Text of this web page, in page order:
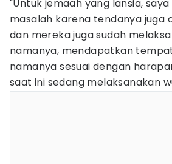
"Untuk jemaah yang lansia,
masalah karena tendanya juga
dan mereka juga sudah
namanya, mendapatkan
namanya sesuai dengan
saat ini sedang melaksanakan